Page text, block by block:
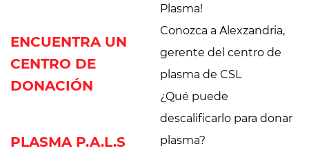
ENCUENTRA UN
CENTRO DE
DONACIÓN
PLASMA P.A.L.S
Plasma!
Conozca a Alexzandria,
gerente del centro de
plasma de CSL
¿Qué puede
descalificarlo para donar
plasma?